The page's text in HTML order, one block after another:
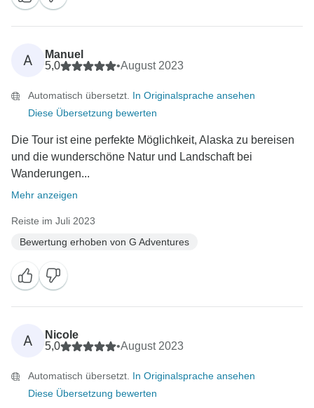
A
Manuel
5,0
•August 2023
Automatisch übersetzt. In Originalsprache ansehen
Diese Übersetzung bewerten
Die Tour ist eine perfekte Möglichkeit, Alaska zu bereisen
und die wunderschöne Natur und Landschaft bei
Wanderungen...
Mehr anzeigen
Reiste im Juli 2023
Bewertung erhoben von G Adventures
A
Nicole
5,0
•August 2023
Automatisch übersetzt. In Originalsprache ansehen
Diese Übersetzung bewerten